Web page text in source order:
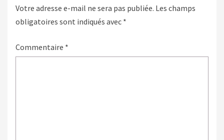
Votre adresse e-mail ne sera pas publiée. Les champs
obligatoires sont indiqués avec *
Commentaire *